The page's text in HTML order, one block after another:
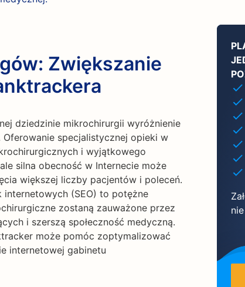
Zwiększanie
dziedzinie mikrochirurgii wyróżnienie
specjalistycznej opieki w
i wyjątkowego
silna obecność w Internecie może
większej liczby pacjentów i poleceń.
(SEO) to potężne
zostaną zauważone przez
i szerszą społeczność medyczną.
może pomóc zoptymalizować
internetowej gabinetu